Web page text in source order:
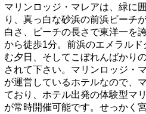
マリンロッジ・マレアは、緑に
り、真っ白な砂浜の前浜ビーチ
白さ、ビーチの長さで東洋一を
から徒歩1分。前浜のエメラル
む夕日、そしてこぼれんばかり
されて下さい。マリンロッジ・
が運営しているホテルなので、
ており、ホテル出発の体験型マ
が常時開催可能です。せっかく